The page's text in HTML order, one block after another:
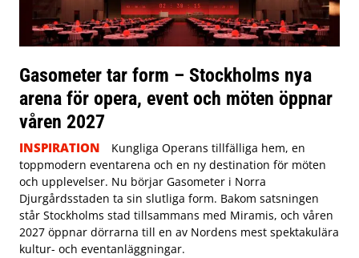
Gasometer tar form – Stockholms nya
arena för opera, event och möten öppnar
våren 2027
INSPIRATION
Kungliga Operans tillfälliga hem, en
toppmodern eventarena och en ny destination för möten
och upplevelser. Nu börjar Gasometer i Norra
Djurgårdsstaden ta sin slutliga form. Bakom satsningen
står Stockholms stad tillsammans med Miramis, och våren
2027 öppnar dörrarna till en av Nordens mest spektakulära
kultur- och eventanläggningar.